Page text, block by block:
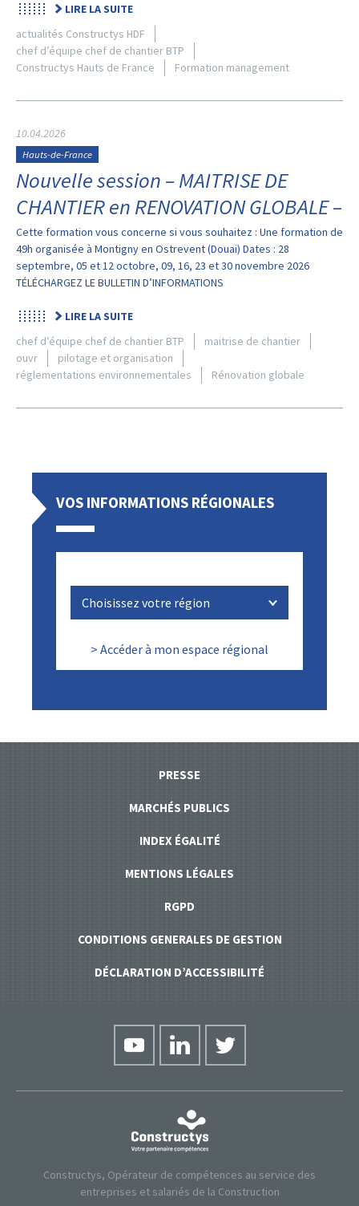
LIRE LA SUITE
actualités Constructys HDF
chef d’équipe chef de chantier BTP
Constructys Hauts de France
Formation management
10.04.2026
Hauts-de-France
Nouvelle session – MAITRISE DE
CHANTIER en RENOVATION GLOBALE –
Cette formation vous concerne si vous souhaitez : Une formation de
49h organisée à Montigny en Ostrevent (Douai) Dates : 28
septembre, 05 et 12 octobre, 09, 16, 23 et 30 novembre 2026
TÉLÉCHARGEZ LE BULLETIN D’INFORMATIONS
LIRE LA SUITE
chef d’équipe chef de chantier BTP
maitrise de chantier
ouvr
pilotage et organisation
réglementations environnementales
Rénovation globale
VOS INFORMATIONS RÉGIONALES
> Accéder à mon espace régional
PRESSE
MARCHÉS PUBLICS
INDEX ÉGALITÉ
MENTIONS LÉGALES
RGPD
CONDITIONS GENERALES DE GESTION
DÉCLARATION D’ACCESSIBILITÉ
Constructys, Opérateur de compétences au service des
entreprises et salariés de la Construction